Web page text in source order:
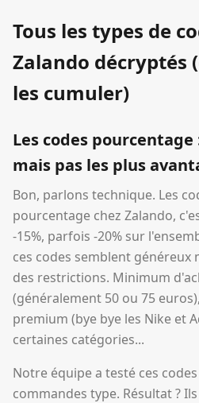
Tous les types de
Zalando décryptés
les cumuler)
Les codes
mais pas les plus
Bon, parlons technique. Les
pourcentage chez Zalando,
-15%, parfois -20% sur
ces codes semblent généreux
des restrictions. Minimum
(généralement 50 ou 75
premium (bye bye les Nike et
certaines catégories...
Notre équipe a testé ces
commandes type. Résultat ?